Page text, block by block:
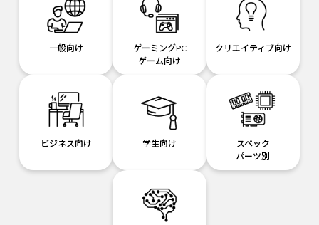
一般向け
ゲーミングPC
ゲーム向け
クリエイティブ向け
ビジネス向け 学生向け
スペック
パーツ別